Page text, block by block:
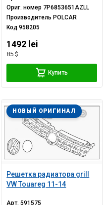
Ориг. номер 7P6853651AZLL
Производитель POLCAR
Код958205
1492 lei
85 $
Купить
Решетка радиатора grill
VW Touareg 11-14
НОВЫЙ ОРИГИНАЛ
Арт.591575